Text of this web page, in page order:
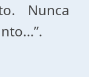
Nunca